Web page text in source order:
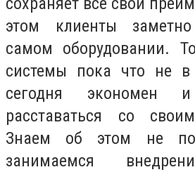
этом клиенты
самом оборудовании.
системы пока что не
сегодня экономен
расставаться со
Знаем об этом не
занимаемся